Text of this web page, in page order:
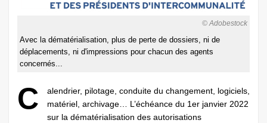
© Adobestock
Avec la dématérialisation, plus de perte de dossiers, ni de
déplacements, ni d'impressions pour chacun des agents
concernés...
C
alendrier, pilotage, conduite du changement, logiciels,
matériel, archivage… L’échéance du 1er janvier 2022
sur la dématérialisation des autorisations